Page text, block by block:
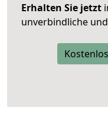
Erhalten Sie jetzt
unverbindliche